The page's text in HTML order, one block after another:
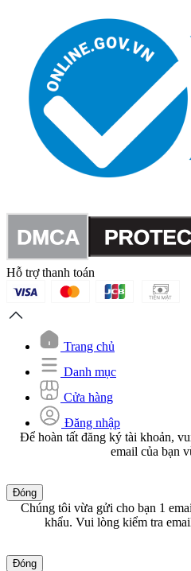
Hỗ trợ thanh toán
Trang chủ
Danh mục
Cửa hàng
Đăng nhập
Để hoàn tất đăng ký tài khoản,
email của bạn
Đóng
Chúng tôi vừa gửi cho bạn 1
khẩu. Vui lòng kiểm tra
Đóng